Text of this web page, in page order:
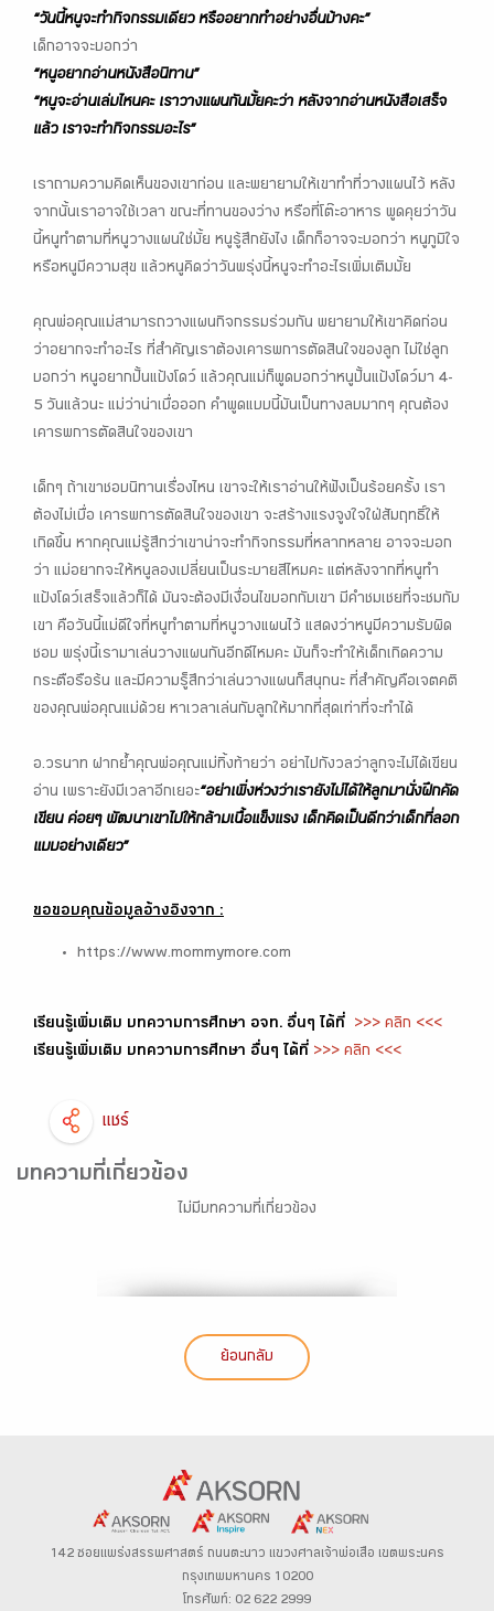
“วันนี้หนูจะทำกิจกรรมเดียว หรืออยากทำอย่างอื่นบ้างคะ”
เด็กอาจจะบอกว่า
“หนูอยากอ่านหนังสือนิทาน”
“หนูจะอ่านเล่มไหนคะ เราวางแผนกันมั้ยคะว่า หลังจากอ่านหนังสือเสร็จ
แล้ว เราจะทำกิจกรรมอะไร”
เราถามความคิดเห็นของเขาก่อน และพยายามให้เขาทำที่วางแผนไว้ หลัง
จากนั้นเราอาจใช้เวลา ขณะที่ทานของว่าง หรือที่โต๊ะอาหาร พูดคุยว่าวัน
นี้หนูทำตามที่หนูวางแผนใช่มั้ย หนูรู้สึกยังไง เด็กก็อาจจะบอกว่า หนูภูมิใจ
หรือหนูมีความสุข แล้วหนูคิดว่าวันพรุ่งนี้หนูจะทำอะไรเพิ่มเติมมั้ย
คุณพ่อคุณแม่สามารถวางแผนกิจกรรมร่วมกัน พยายามให้เขาคิดก่อน
ว่าอยากจะทำอะไร ที่สำคัญเราต้องเคารพการตัดสินใจของลูก ไม่ใช่ลูก
บอกว่า หนูอยากปั้นแป้งโดว์ แล้วคุณแม่ก็พูดบอกว่าหนูปั้นแป้งโดว์มา 4-
5 วันแล้วนะ แม่ว่าน่าเบื่อออก คำพูดแบบนี้มันเป็นทางลบมากๆ คุณต้อง
เคารพการตัดสินใจของเขา
เด็กๆ ถ้าเขาชอบนิทานเรื่องไหน เขาจะให้เราอ่านให้ฟังเป็นร้อยครั้ง เรา
ต้องไม่เบื่อ เคารพการตัดสินใจของเขา จะสร้างแรงจูงใจใฝ่สัมฤทธิ์ให้
เกิดขึ้น หากคุณแม่รู้สึกว่าเขาน่าจะทำกิจกรรมที่หลากหลาย อาจจะบอก
ว่า แม่อยากจะให้หนูลองเปลี่ยนเป็นระบายสีไหมคะ แต่หลังจากที่หนูทำ
แป้งโดว์เสร็จแล้วก็ได้ มันจะต้องมีเงื่อนไขบอกกับเขา มีคำชมเชยที่จะชมกับ
เขา คือวันนี้แม่ดีใจที่หนูทำตามที่หนูวางแผนไว้ แสดงว่าหนูมีความรับผิด
ชอบ พรุ่งนี้เรามาเล่นวางแผนกันอีกดีไหมคะ มันก็จะทำให้เด็กเกิดความ
กระตือรือร้น และมีความรู็สึกว่าเล่นวางแผนก็สนุกนะ ที่สำคัญคือเจตคติ
ของคุณพ่อคุณแม่ด้วย หาเวลาเล่นกับลูกให้มากที่สุดเท่าที่จะทำได้
อ.วรนาท ฝากย้ำคุณพ่อคุณแม่ทิ้งท้ายว่า อย่าไปกังวลว่าลูกจะไม่ได้เขียน
อ่าน เพราะยังมีเวลาอีกเยอะ“อย่าเพิ่งห่วงว่าเรายังไม่ได้ให้ลูกมานั่งฝึกคัด
เขียน ค่อยๆ พัฒนาเขาไปให้กล้ามเนื้อแข็งแรง เด็กคิดเป็นดีกว่าเด็กที่ลอก
แบบอย่างเดียว”
ขอขอบคุณข้อมูลอ้างอิงจาก :
https://www.mommymore.com
เรียนรู้เพิ่มเติม บทความการศึกษา อจท. อื่นๆ ได้ที่ >>> คลิก <<<
เรียนรู้เพิ่มเติม บทความการศึกษา อื่นๆ ได้ที่ >>> คลิก <<<
แชร์
บทความที่เกี่ยวข้อง
ไม่มีบทความที่เกี่ยวข้อง
ย้อนกลับ
142 ซอยแพร่งสรรพศาสตร์ ถนนตะนาว แขวงศาลเจ้าพ่อเสือ เขตพระนคร
กรุงเทพมหานคร 10200
โทรศัพท์: 02 622 2999